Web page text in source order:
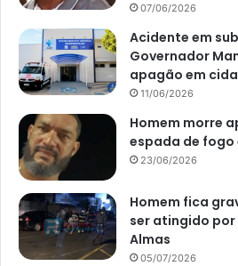
07/06/2026
Acidente em
Governador
apagão em
11/06/2026
Homem morre
espada de fogo
23/06/2026
Homem fica
ser atingido por
Almas
05/07/2026